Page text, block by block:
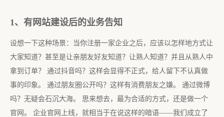
1、有网站建设后的业务告知
设想一下这种场景：当你注册一家企业之后，应该以怎样地方式让
大家知道？甚至是让亲朋友好友知道？让熟人知道？并且从熟人中
拿到订单？ 通过抖音吗？这样会显得不正式，给人留下不认真做
事的印象。 通过朋友圈公开吗？这样有消费朋友之嫌。 通过微博
吗？无疑会石沉大海。 思来想去，最为合适的方式，还是做一个
官网。 企业官网上线，就相当于在说这样的暗语——我们成立了